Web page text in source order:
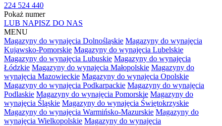
224 524 440
Pokaż numer
LUB NAPISZ DO NAS
MENU
Magazyny do wynajęcia Dolnośląskie Magazyny do wynajęcia
Kujawsko-Pomorskie Magazyny do wynajęcia Lubelskie
Magazyny do wynajęcia Lubuskie Magazyny do wynajęcia
Łódzkie Magazyny do wynajęcia Małopolskie Magazyny do
wynajęcia Mazowieckie Magazyny do wynajęcia Opolskie
Magazyny do wynajęcia Podkarpackie Magazyny do wynajęcia
Podlaskie Magazyny do wynajęcia Pomorskie Magazyny do
wynajęcia Śląskie Magazyny do wynajęcia Świętokrzyskie
Magazyny do wynajęcia Warmińsko-Mazurskie Magazyny do
wynajęcia Wielkopolskie Magazyny do wynajęcia